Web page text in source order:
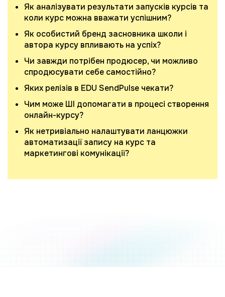
Як аналізувати результати запусків курсів та
коли курс можна вважати успішним?
Як особистий бренд засновника школи і
автора курсу впливають на успіх?
Чи завжди потрібен продюсер, чи можливо
спродюсувати себе самостійно?
Яких релізів в EDU SendPulse чекати?
Чим може ШІ допомагати в процесі створення
онлайн-курсу?
Як нетривіально налаштувати ланцюжки
автоматизації запису на курс та
маркетингові комунікації?